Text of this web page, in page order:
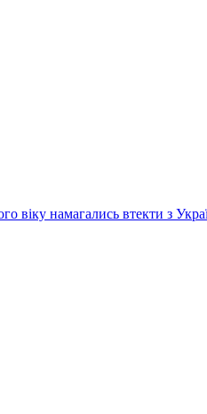
віку намагались втекти з